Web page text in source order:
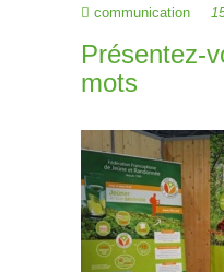
communication
Présentez-
mots